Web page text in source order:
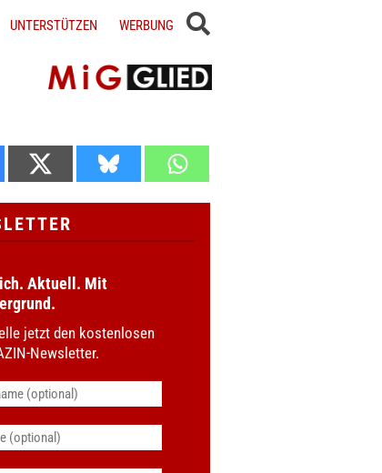
UNTERSTÜTZEN WERBUNG
Aktuell. Mit
jetzt den kostenlosen
Newsletter.